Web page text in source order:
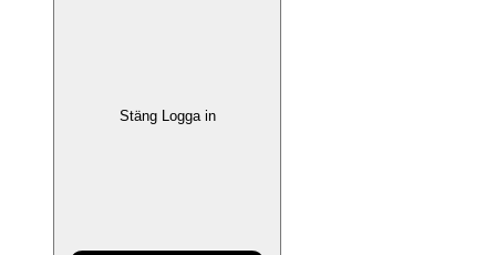
Stäng Logga in